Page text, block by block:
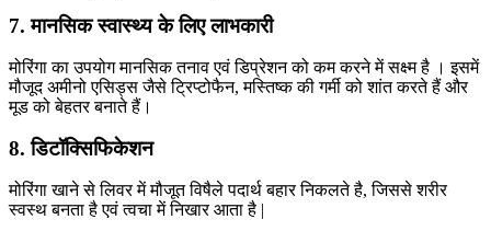
7. मानसिक स्वास्थ्य के लिए लाभकारी
मोरिंगा का उपयोग मानसिक तनाव एवं डिप्रेशन को कम करने में सक्ष्म है । इसमें
मौजूद अमीनो एसिड्स जैसे ट्रिप्टोफैन, मस्तिष्क की गर्मी को शांत करते हैं और
मूड को बेहतर बनाते हैं।
8. डिटॉक्सिफिकेशन
मोरिंगा खाने से लिवर में मौजूत विषैले पदार्थ बहार निकलते है, जिससे शरीर
स्वस्थ बनता है एवं त्वचा में निखार आता है |